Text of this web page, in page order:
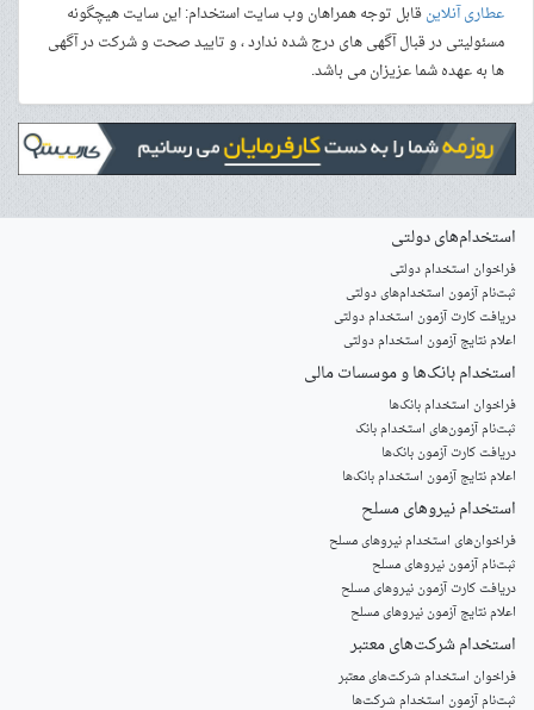
عطاری آنلاینقابل توجه همراهان وب سایت استخدام: این سایت هیچگونه
مسئولیتی در قبال آگهی های درج شده ندارد ، و تایید صحت و شرکت در آگهی
ها به عهده شما عزیزان می باشد.
استخدام‌های دولتی
فراخوان استخدام دولتی
ثبت‌نام آزمون‌ استخدام‌های دولتی
دریافت کارت آزمون استخدام دولتی
اعلام نتایج آزمون استخدام دولتی
استخدام‌ بانک‌ها و موسسات مالی
فراخوان استخدام بانک‌ها
‌ثبت‌نام آزمون‌های استخدام بانک
دریافت کارت آزمون بانک‌ها
اعلام نتایج آزمون استخدام بانک‌ها
استخدام‌ نیروهای مسلح
‌فراخوان‌های استخدام‌ نیروهای مسلح
ثبت‌نام آزمون نیروهای مسلح
دریافت کارت آزمون نیروهای مسلح
اعلام نتایج آزمون نیروهای مسلح
استخدام‌ شرکت‌های معتبر
فراخوان استخدام شرکت‌های معتبر
ثبت‌نام آزمون استخدام شرکت‌ها